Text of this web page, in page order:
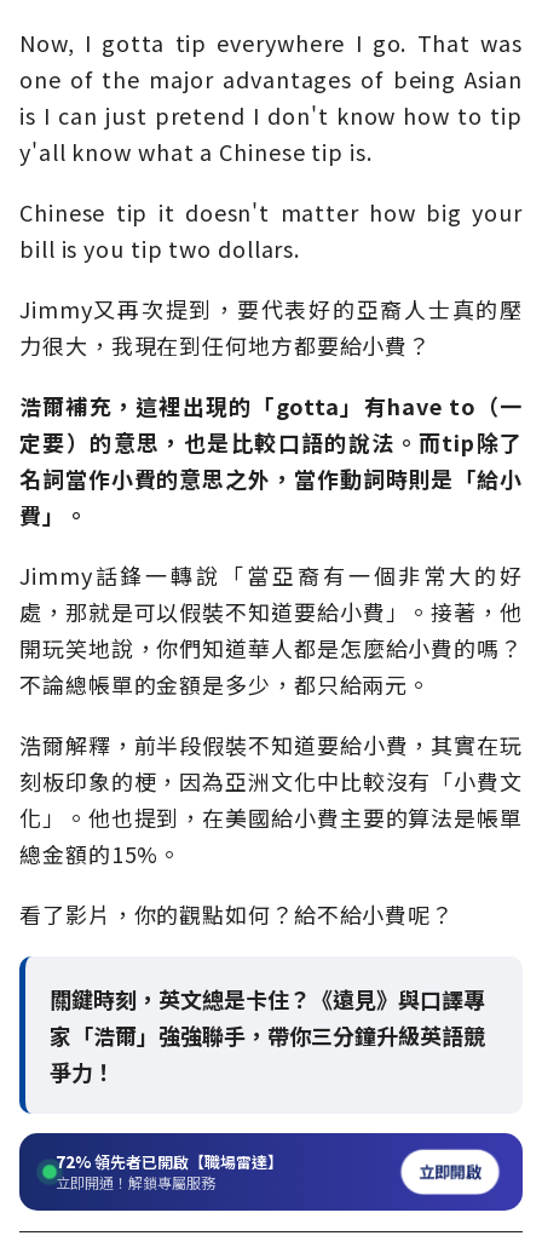
Now, I gotta tip everywhere I go. That was
one of the major advantages of being Asian
is I can just pretend I don't know how to tip
y'all know what a Chinese tip is.
Chinese tip it doesn't matter how big your
bill is you tip two dollars.
Jimmy又再次提到，要代表好的亞裔人士真的壓
力很大，我現在到任何地方都要給小費？
浩爾補充，這裡出現的「gotta 」有have to （一
定要）的意思，也是比較口語的說法。而tip除了
名詞當作小費的意思之外，當作動詞時則是「給小
費」。
Jimmy話鋒一轉說「當亞裔有一個非常大的好
處，那就是可以假裝不知道要給小費」。接著，他
開玩笑地說，你們知道華人都是怎麼給小費的嗎？
不論總帳單的金額是多少，都只給兩元。
浩爾解釋，前半段假裝不知道要給小費，其實在玩
刻板印象的梗，因為亞洲文化中比較沒有「小費文
化」。他也提到，在美國給小費主要的算法是帳單
總金額的15%。
看了影片，你的觀點如何？給不給小費呢？
關鍵時刻，英文總是卡住？《遠見》與口譯專
家「浩爾」強強聯手，帶你三分鐘升級英語競
爭力！
72%領先者已開啟【職場雷達】
立即開通！解鎖專屬服務 立即開啟